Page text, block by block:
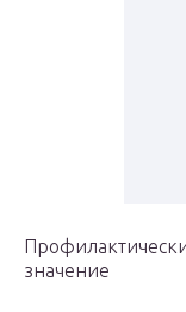
значение